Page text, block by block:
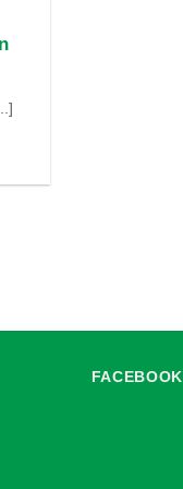
FACEBOOK